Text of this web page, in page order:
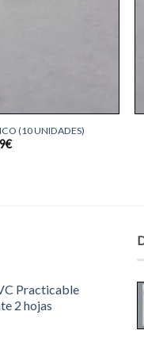
(10 UNIDADES)
€
Practicable
2 hojas